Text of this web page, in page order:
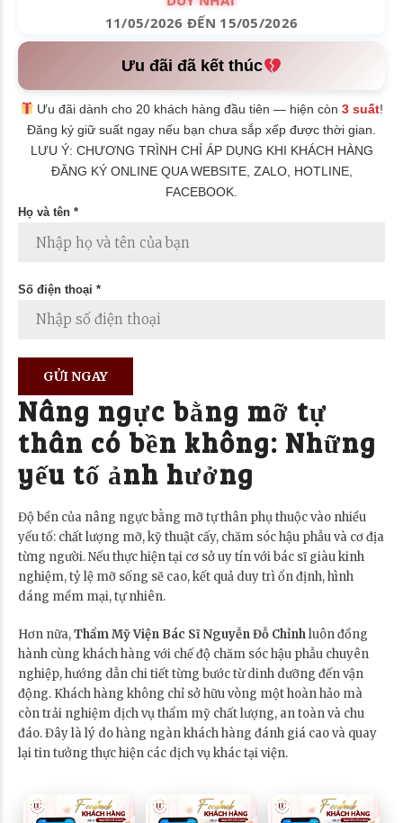
11/05/2026 ĐẾN 15/05/2026
Ưu đãi đã kết thúc
Ưu đãi dành cho 20 khách hàng đầu tiên — hiện còn3 suất!
Đăng ký giữ suất ngay nếu bạn chưa sắp xếp được thời gian.
LƯU Ý: CHƯƠNG TRÌNH CHỈ ÁP DỤNG KHI KHÁCH HÀNG
ĐĂNG KÝ ONLINE QUA WEBSITE, ZALO, HOTLINE,
FACEBOOK.
Họ và tên *
Số điện thoại *
Nâng ngực bằng mỡ tự
thân có bền không: Những
yếu tố ảnh hưởng
Độ bền của nâng ngực bằng mỡ tự thân phụ thuộc vào nhiều
yếu tố: chất lượng mỡ, kỹ thuật cấy, chăm sóc hậu phẫu và cơ địa
từng người. Nếu thực hiện tại cơ sở uy tín với bác sĩ giàu kinh
nghiệm, tỷ lệ mỡ sống sẽ cao, kết quả duy trì ổn định, hình
dáng mềm mại, tự nhiên.
Hơn nữa,Thẩm Mỹ Viện Bác Sĩ Nguyễn Đỗ Chỉnhluôn đồng
hành cùng khách hàng với chế độ chăm sóc hậu phẫu chuyên
nghiệp, hướng dẫn chi tiết từng bước từ dinh dưỡng đến vận
động. Khách hàng không chỉ sở hữu vòng một hoàn hảo mà
còn trải nghiệm dịch vụ thẩm mỹ chất lượng, an toàn và chu
đáo. Đây là lý do hàng ngàn khách hàng đánh giá cao và quay
lại tin tưởng thực hiện các dịch vụ khác tại viện.